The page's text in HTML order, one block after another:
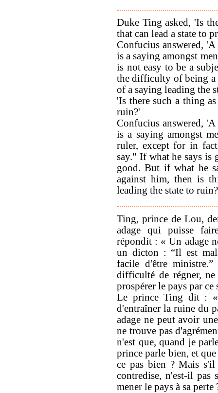
Duke Ting asked, 'Is
that can lead a state to
Confucius answered,
is a saying amongst
is not easy to be a
the difficulty of being a
of a saying leading the
'Is there such a thing
ruin?'
Confucius answered,
is a saying amongst
ruler, except for in
say." If what he says is
good. But if what he
against him, then is
leading the state to
Ting, prince de Lou,
adage qui puisse
répondit : « Un adage
un dicton : “Il est
facile d'être
difficulté de régner,
prospérer le pays par ce
Le prince Ting dit : «
d'entraîner la ruine du
adage ne peut avoir
ne trouve pas
n'est que, quand je
prince parle bien, et
ce pas bien ? Mais
contredise, n'est-il pas
mener le pays à sa perte